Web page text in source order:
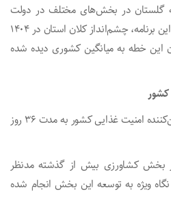
گلستان در بخش‌های مختلف در دولت
سیزدهم تدوین شده است که در این برنامه، چشم‌انداز کلان استان در ۱۴۰۴
این خطه به میانگین کشوری دیده شده
کشور
زنگانه گفت: استان گلستان تامین‌کننده امنیت غذایی کشور به مدت ۳۶ روز
بخش کشاورزی بیش از گذشته مدنظر
ویژه به توسعه این بخش انجام شده